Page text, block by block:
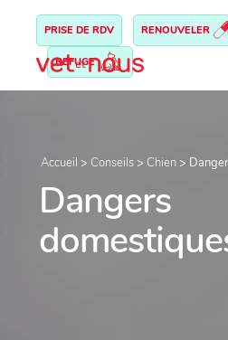
PRISE DE RDV RENOUVELER
REFUGE
Accueil > Conseils > Chien >
Dangers